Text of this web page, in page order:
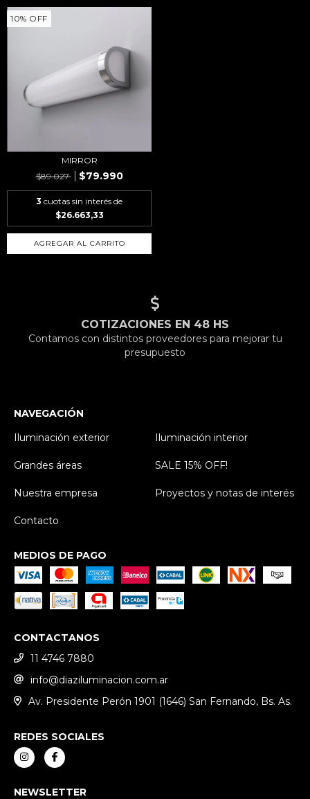
10% OFF
MIRROR
$89.027
$79.990
3 cuotas sin interés de
$26.663,33
COTIZACIONES EN 48 HS
Contamos con distintos proveedores para mejorar tu
presupuesto
NAVEGACIÓN
Iluminación exterior
Iluminación interior
Grandes áreas SALE 15% OFF!
Nuestra empresa Proyectos y notas de interés
Contacto
MEDIOS DE PAGO
CONTACTANOS
11 4746 7880
info@diaziluminacion.com.ar
Av. Presidente Perón 1901 (1646) San Fernando, Bs. As.
REDES SOCIALES
NEWSLETTER